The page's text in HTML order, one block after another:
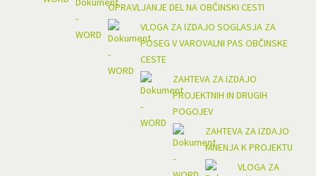
OPRAVLJANJE DEL NA OBČINSKI CESTI
VLOGA ZA IZDAJO SOGLASJA ZA
POSEG V VAROVALNI PAS OBČINSKE
CESTE
ZAHTEVA ZA IZDAJO
PROJEKTNIH IN DRUGIH
POGOJEV
ZAHTEVA ZA IZDAJO
MNENJA K PROJEKTU
VLOGA ZA